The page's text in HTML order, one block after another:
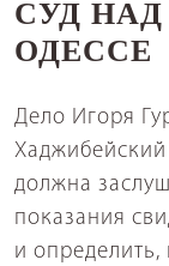
СУД
ОДЕССЕ
Дело Игоря
Хаджибейский
должна
показания
и определить,